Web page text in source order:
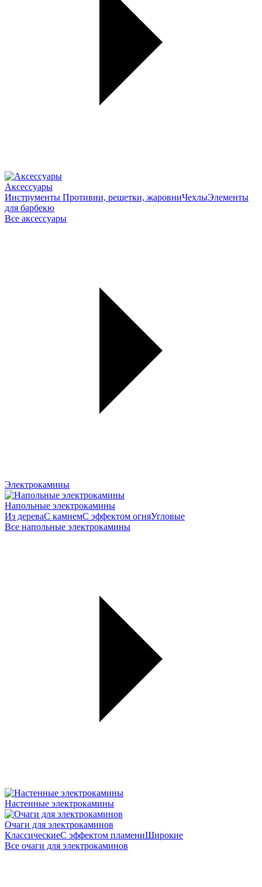
Аксессуары
Инструменты Противни, решетки, жаровниЧехлыЭлементы
для барбекю
Все аксессуары
Электрокамины
Напольные электрокамины
Из дереваС камнемС эффектом огняУгловые
Все напольные электрокамины
Настенные электрокамины
Очаги для электрокаминов
КлассическиеС эффектом пламениШирокие
Все очаги для электрокаминов